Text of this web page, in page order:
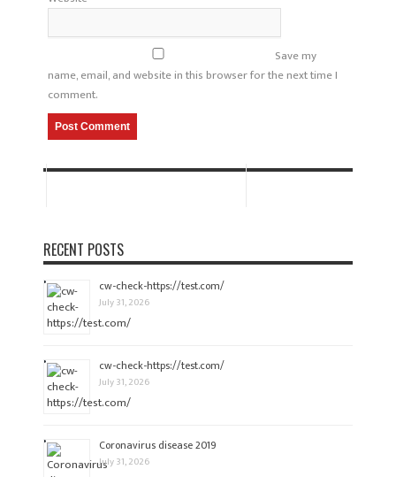
Save my
name, email, and website in this browser for the next time I
comment.
RECENT POSTS
cw-check-https://test.com/
July 31, 2026
cw-check-https://test.com/
July 31, 2026
Coronavirus disease 2019
July 31, 2026